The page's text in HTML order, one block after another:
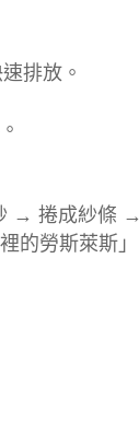
排放。
→ 捲成紗條
的勞斯萊斯」